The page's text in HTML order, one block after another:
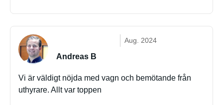
Aug. 2024
Andreas B
Vi är väldigt nöjda med vagn och bemötande från
uthyrare. Allt var toppen